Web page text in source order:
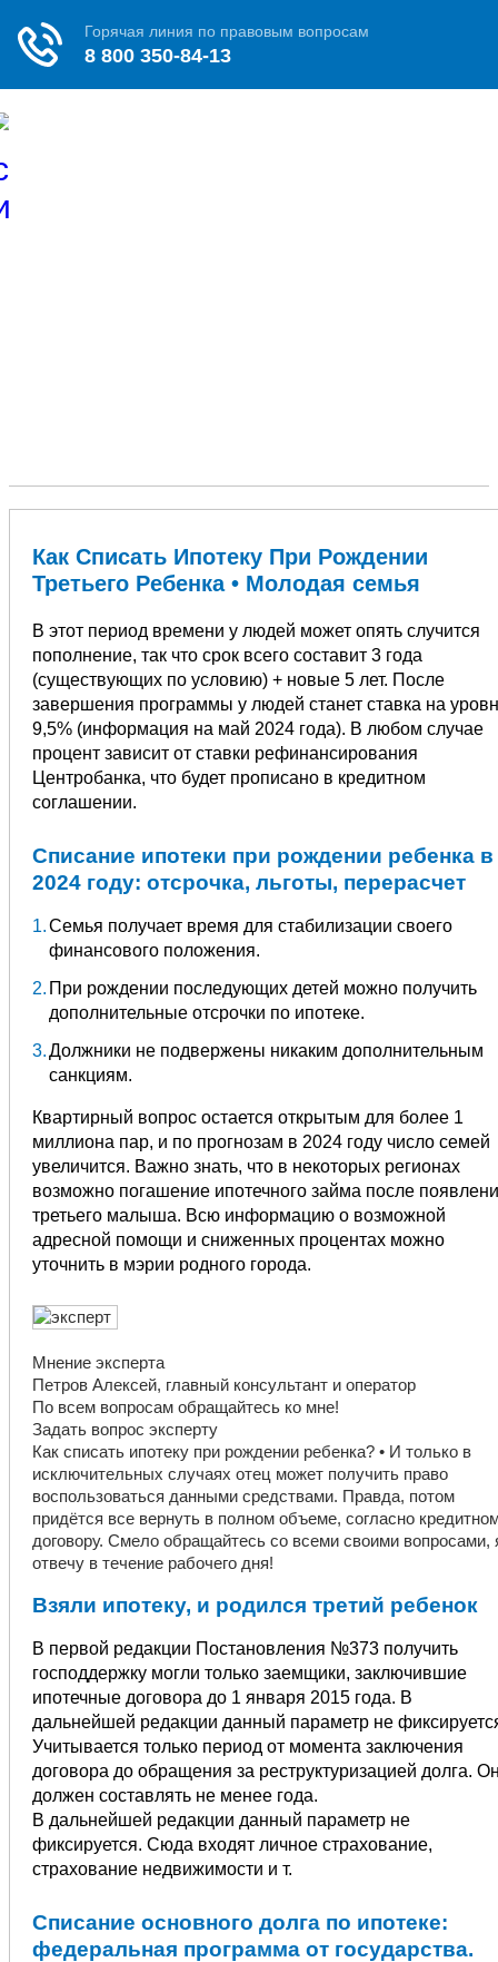
Как Списать Ипотеку При Рождении
Третьего Ребенка • Молодая семья
В этот период времени у людей может опять случится
пополнение, так что срок всего составит 3 года
(существующих по условию) + новые 5 лет. После
завершения программы у людей станет ставка на
9,5% (информация на май 2024 года). В любом случае
процент зависит от ставки рефинансирования
Центробанка, что будет прописано в кредитном
соглашении.
Списание ипотеки при рождении ребенка в
2024 году: отсрочка, льготы, перерасчет
Семья получает время для стабилизации своего
финансового положения.
При рождении последующих детей можно получить
дополнительные отсрочки по ипотеке.
Должники не подвержены никаким дополнительным
санкциям.
Квартирный вопрос остается открытым для более 1
миллиона пар, и по прогнозам в 2024 году число семей
увеличится. Важно знать, что в некоторых регионах
возможно погашение ипотечного займа после
третьего малыша. Всю информацию о возможной
адресной помощи и сниженных процентах можно
уточнить в мэрии родного города.
Мнение эксперта
Петров Алексей, главный консультант и оператор
По всем вопросам обращайтесь ко мне!
Задать вопрос эксперту
Как списать ипотеку при рождении ребенка? • И только в
исключительных случаях отец может получить право
воспользоваться данными средствами. Правда, потом
придётся все вернуть в полном объеме, согласно
договору. Смело обращайтесь со всеми своими вопросами,
отвечу в течение рабочего дня!
Взяли ипотеку, и родился третий ребенок
В первой редакции Постановления №373 получить
господдержку могли только заемщики, заключившие
ипотечные договора до 1 января 2015 года. В
дальнейшей редакции данный параметр не
Учитывается только период от момента заключения
договора до обращения за реструктуризацией долга.
должен составлять не менее года.
В дальнейшей редакции данный параметр не
фиксируется. Сюда входят личное страхование,
страхование недвижимости и т.
Cписание основного долга по ипотеке:
федеральная программа от государства.